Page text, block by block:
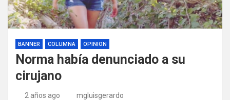
BANNER COLUMNA OPINION
Norma había denunciado a su
cirujano
2 años ago mgluisgerardo